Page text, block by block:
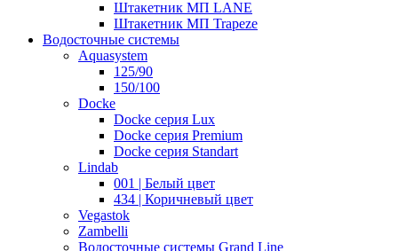
Штакетник МП LANE
Штакетник МП Trapeze
Водосточные системы
Aquasystem
125/90
150/100
Docke
Docke серия Lux
Docke серия Premium
Docke серия Standart
Lindab
001 | Белый цвет
434 | Коричневый цвет
Vegastok
Zambelli
Водосточные системы Grand Line